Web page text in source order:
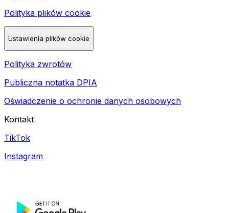
Polityka plików cookie
Ustawienia plików cookie
Polityka zwrotów
Publiczna notatka DPIA
Oświadczenie o ochronie danych osobowych
Kontakt
TikTok
Instagram